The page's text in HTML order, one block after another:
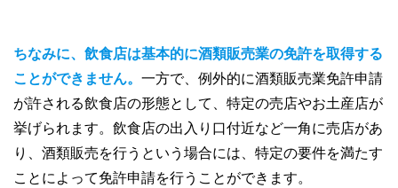
ちなみに、飲食店は基本的に酒類販売業の免許を取得する
ことができません。 一方で、例外的に酒類販売業免許申請
が許される飲食店の形態として、特定の売店やお土産店が
挙げられます。飲食店の出入り口付近など一角に売店があ
り、酒類販売を行うという場合には、特定の要件を満たす
ことによって免許申請を行うことができます。